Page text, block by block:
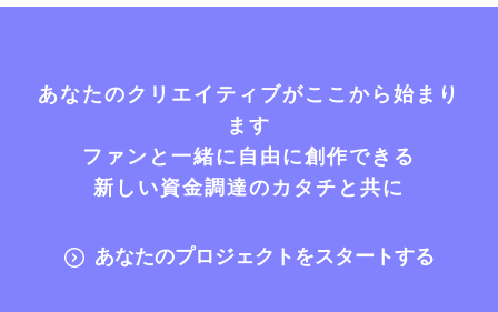
あなたのクリエイティブがここから始まり
ます
ファンと一緒に自由に創作できる
新しい資金調達のカタチと共に
あなたのプロジェクトをスタートする